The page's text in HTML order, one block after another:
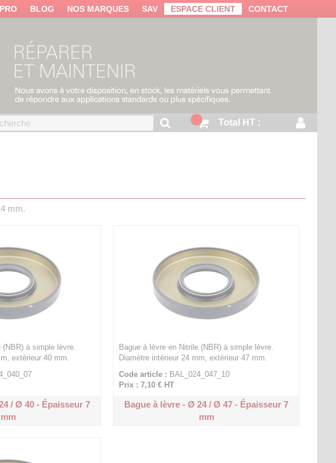
BLOG NOS MARQUES SAV ESPACE CLIENT CONTACT
Total HT :
mm.
(NBR) à simple lèvre.
extérieur 40 mm.
/ Ø 40 - Épaisseur 7
mm
Bague à lèvre en Nitrile (NBR) à simple lèvre.
Diamètre intérieur 24 mm, extérieur 47 mm.
Code article : BAL_024_047_10
Prix : 7,10 € HT
Bague à lèvre - Ø 24 / Ø 47 - Épaisseur 7
mm